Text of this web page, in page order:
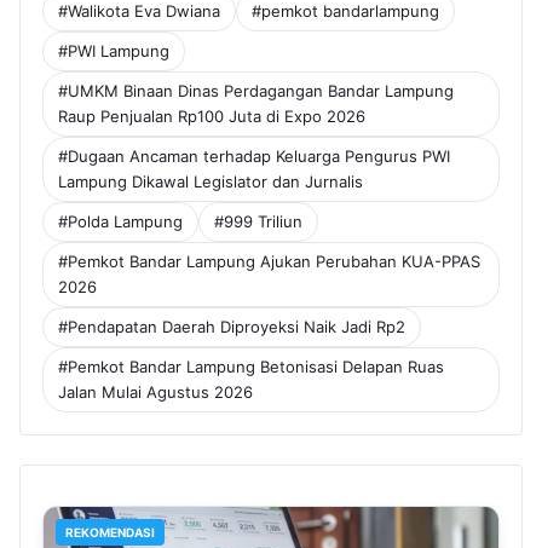
#Walikota Eva Dwiana #pemkot bandarlampung
#PWI Lampung
#UMKM Binaan Dinas Perdagangan Bandar Lampung
Raup Penjualan Rp100 Juta di Expo 2026
#Dugaan Ancaman terhadap Keluarga Pengurus PWI
Lampung Dikawal Legislator dan Jurnalis
#Polda Lampung #999 Triliun
#Pemkot Bandar Lampung Ajukan Perubahan KUA-PPAS
2026
#Pendapatan Daerah Diproyeksi Naik Jadi Rp2
#Pemkot Bandar Lampung Betonisasi Delapan Ruas
Jalan Mulai Agustus 2026
REKOMENDASI